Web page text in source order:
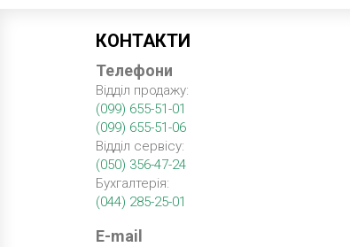
КОНТАКТИ
Телефони
Відділ продажу:
(099) 655-51-01
(099) 655-51-06
Відділ сервісу:
(050) 356-47-24
Бухгалтерія:
(044) 285-25-01
E-mail